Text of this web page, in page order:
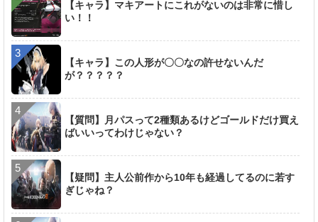
【キャラ】マキアートにこれがないのは非常に惜し
い！！
【キャラ】この人形が〇〇なの許せないんだ
が？？？？？
【質問】月パスって2種類あるけどゴールドだけ買え
ばいいってわけじゃない？
【疑問】主人公前作から10年も経過してるのに若す
ぎじゃね？